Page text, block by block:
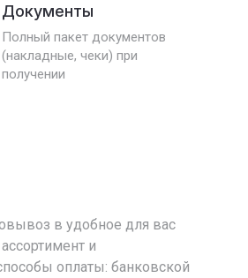
Документы
Полный пакет документов
(накладные, чеки) при
получении
в удобное для вас
и
оплаты: банковской